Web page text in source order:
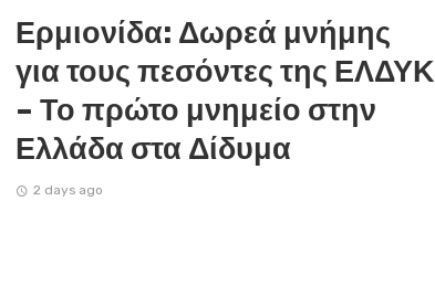
Ερμιονίδα: Δωρεά μνήμης
για τους πεσόντες της ΕΛΔΥΚ
– Το πρώτο μνημείο στην
Ελλάδα στα Δίδυμα
2 days ago